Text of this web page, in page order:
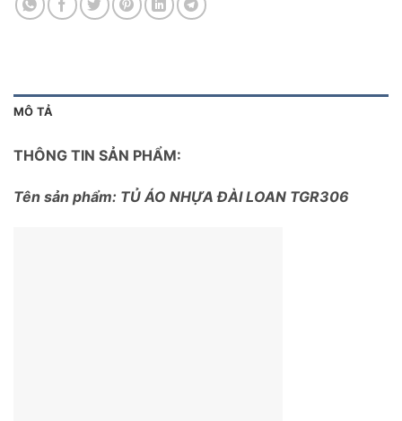
MÔ TẢ
THÔNG TIN SẢN PHẨM:
Tên sản phẩm: TỦ ÁO NHỰA ĐÀI LOAN TGR306